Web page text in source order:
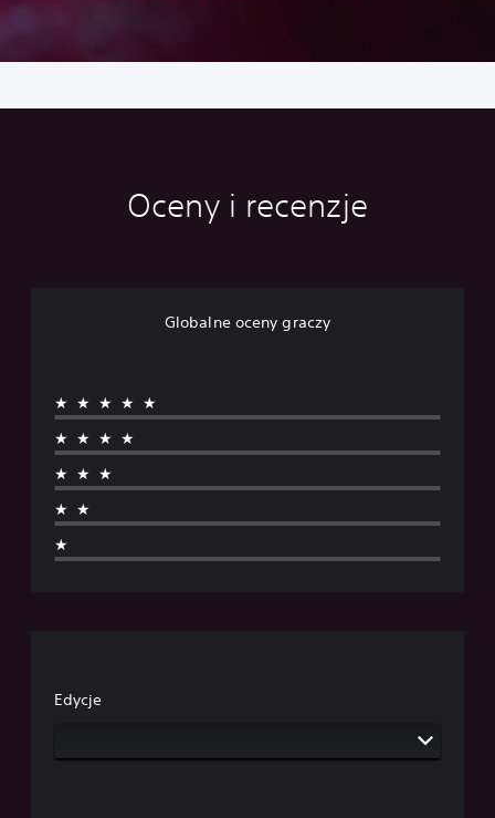
Oceny i recenzje
Globalne oceny graczy
★★★★★
★★★★
★★★
★★
★
Edycje